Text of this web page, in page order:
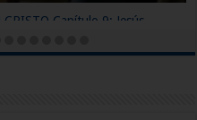
CRISTO Capítulo 12: Nacimiento